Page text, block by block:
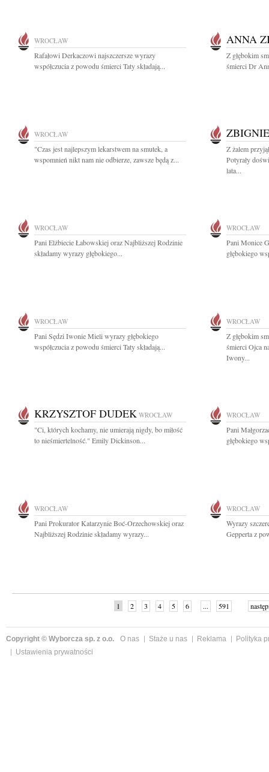
WROCŁAW
Rafałowi Derkaczowi najszczersze wyrazy
współczucia z powodu śmierci Taty składają...
ANNA
Z głębokim
śmierci Dr
WROCŁAW
"Czas jest najlepszym lekarstwem na smutek, a
wspomnień nikt nam nie odbierze, zawsze będą z...
Z żalem
Potyrały
lata...
WROCŁAW
Pani Elżbiecie Łabowskiej oraz Najbliższej Rodzinie
składamy wyrazy głębokiego...
WROCŁAW
Pani Monice
głębokiego
WROCŁAW
Pani Sędzi Iwonie Mieli wyrazy głębokiego
współczucia z powodu śmierci Taty składają...
WROCŁAW
Z głębokim
śmierci Ojca
Iwony...
KRZYSZTOF DUDEK WROCŁAW
"Ci, których kochamy, nie umierają nigdy, bo miłość
to nieśmiertelność." Emily Dickinson...
WROCŁAW
Pani
głębokiego
WROCŁAW
Pani Prokurator Katarzynie Boć-Orzechowskiej oraz
Najbliższej Rodzinie składamy wyrazy...
WROCŁAW
Wyrazy
Gepperta z
1 2 3 4 5 6 ... 591
Copyright © Wyborcza sp. z o.o. O nas Staże u nas Reklama
Polityka
Ustawienia prywatności